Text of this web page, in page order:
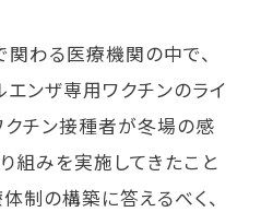
関わる医療機関の中で、
ンザ専用ワクチンのライ
チン接種者が冬場の感
組みを実施してきたこと
制の構築に答えるべく、